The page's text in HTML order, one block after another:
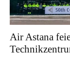
Air Astana